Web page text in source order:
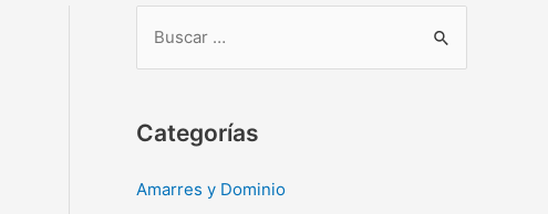
c
r
Categorías
Amarres y Dominio